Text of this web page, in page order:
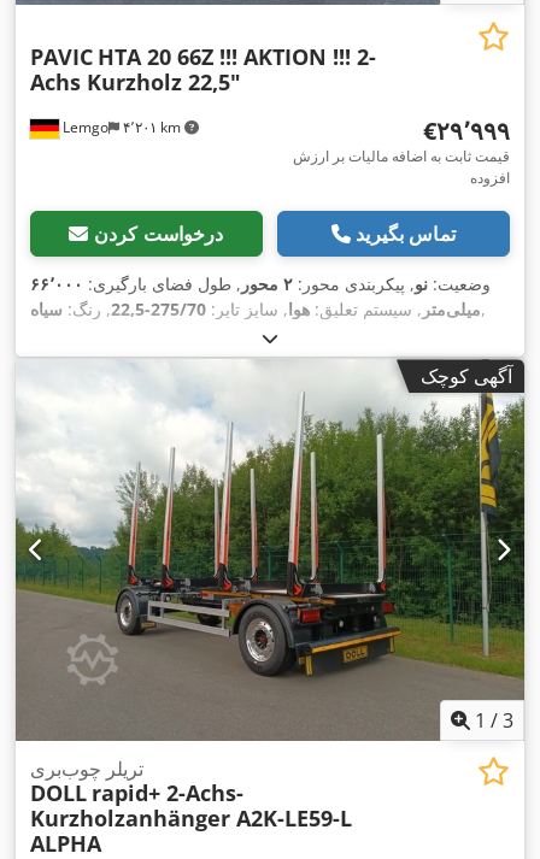
Lemgo ۴٬۲۰۱ km
PAVIC HTA 20 66Z !!! AKTION !!! 2-
Achs Kurzholz 22,5"
‎€۲۹٬۹۹۹
قیمت ثابت به اضافه مالیات بر ارزش
افزوده
درخواست کردن تماس بگیرید
وضعیت: نو, پیکربندی محور: ۲ محور , طول فضای بارگیری: ۶۶٬۰۰۰
میلی‌متر , سیستم تعلیق: هوا, سایز تایر: 275/70-22,5 , رنگ: سیاه ,
آگهی کوچک
1 /3
تریلر چوب‌بری
DOLL rapid+ 2-Achs-
Kurzholzanhänger A2K-LE59-L
ALPHA